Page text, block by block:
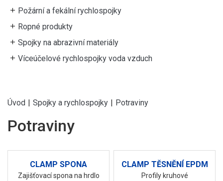
Požární a fekální rychlospojky
Ropné produkty
Spojky na abrazivní materiály
Víceúčelové rychlospojky voda vzduch
Úvod | Spojky a rychlospojky | Potraviny
Potraviny
CLAMP SPONA
Zajišťovací spona na hrdlo
CLAMP TĚSNĚNÍ EPDM
Profily kruhové